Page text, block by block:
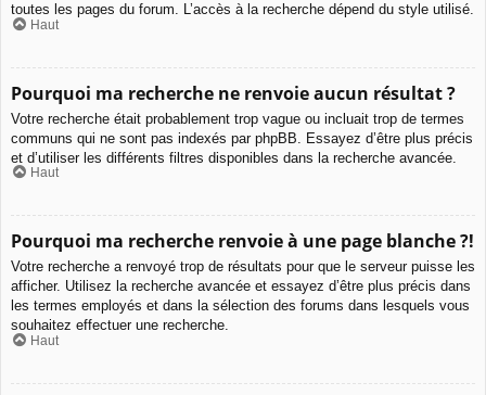
toutes les pages du forum. L’accès à la recherche dépend du style utilisé.
Haut
Pourquoi ma recherche ne renvoie aucun résultat ?
Votre recherche était probablement trop vague ou incluait trop de termes
communs qui ne sont pas indexés par phpBB. Essayez d’être plus précis
et d’utiliser les différents filtres disponibles dans la recherche avancée.
Haut
Pourquoi ma recherche renvoie à une page blanche ?!
Votre recherche a renvoyé trop de résultats pour que le serveur puisse les
afficher. Utilisez la recherche avancée et essayez d’être plus précis dans
les termes employés et dans la sélection des forums dans lesquels vous
souhaitez effectuer une recherche.
Haut